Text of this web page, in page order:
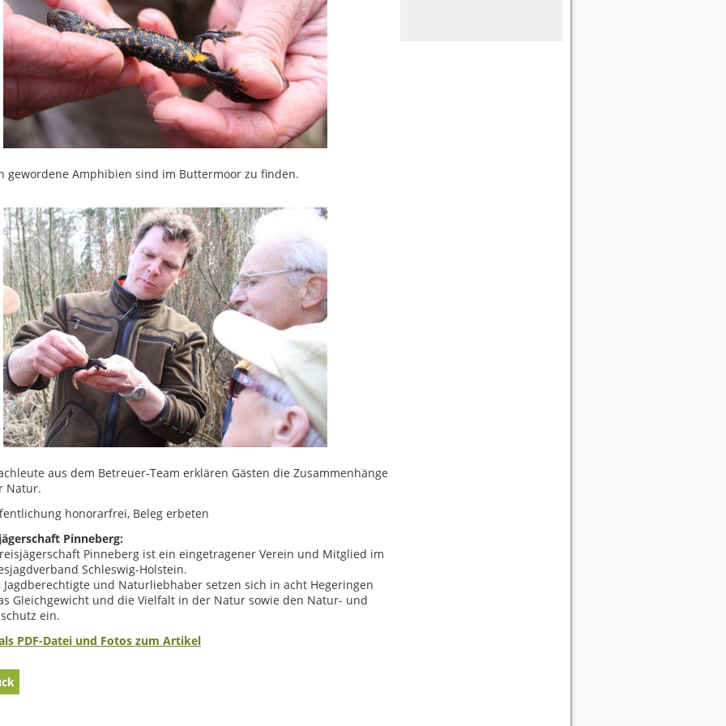
gewordene Amphibien sind im Buttermoor zu finden.
aus dem Betreuer-Team erklären Gästen die Zusammenhänge
Natur.
honorarfrei, Beleg erbeten
Pinneberg:
Pinneberg ist ein eingetragener Verein und Mitglied im
Schleswig-Holstein.
Jagdberechtigte und Naturliebhaber setzen sich in acht Hegeringen
Gleichgewicht und die Vielfalt in der Natur sowie den Natur- und
ein.
PDF-Datei und Fotos zum Artikel